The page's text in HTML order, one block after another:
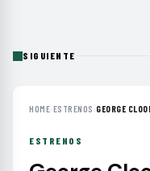
SIGUIENTE
HOME›ESTRENOS ›GEORGE
ESTRENOS